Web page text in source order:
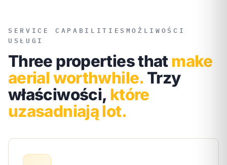
SERVICE CAPABILITIES MOŻLIWOŚCI
USŁUGI
Three properties thatmake
aerial worthwhile. Trzy
właściwości, które
uzasadniają lot.